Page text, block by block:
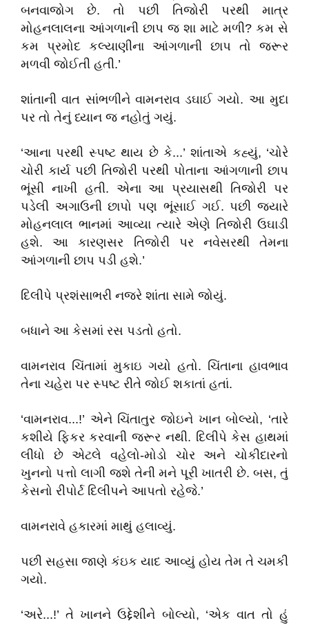
બનવાજોગ છે. તો પછી તિજોરી પરથી માત્ર
મોહનલાલના આંગળાની છાપ જ શા માટે મળી? કમ સે
કમ પ્રમોદ કલ્યાણીના આંગળાની છાપ તો જરૂર
મળવી જોઈતી હતી.’
શાંતાની વાત સાંભળીને વામનરાવ ડઘાઈ ગયો. આ મુદા
પર તો તેનું ધ્યાન જ નહોતું ગયું.
‘આના પરથી સ્પષ્ટ થાય છે કે...’ શાંતાએ કહ્યું, ‘ચોરે
ચોરી કાર્ય પછી તિજોરી પરથી પોતાના આંગળાની છાપ
ભૂંસી નાખી હતી. એના આ પ્રયાસથી તિજોરી પર
પડેલી અગાઉની છાપો પણ ભૂંસાઈ ગઈ. પછી જયારે
મોહનલાલ ભાનમાં આવ્યા ત્યારે એણે તિજોરી ઉઘાડી
હશે. આ કારણસર તિજોરી પર નવેસરથી તેમના
આંગળાની છાપ પડી હશે.’
દિલીપે પ્રશંસાભરી નજરે શાંતા સામે જોયું.
બધાને આ કેસમાં રસ પડતો હતો.
વામનરાવ ચિંતામાં મુકાઇ ગયો હતો. ચિંતાના હાવભાવ
તેના ચહેરા પર સ્પષ્ટ રીતે જોઈ શકાતાં હતાં.
‘વામનરાવ...!’ એને ચિંતાતુર જોઇને ખાન બોલ્યો, ‘તારે
કશીયે ફિકર કરવાની જરૂર નથી. દિલીપે કેસ હાથમાં
લીધો છે એટલે વહેલો-મોડો ચોર અને ચોકીદારનો
ખુનનો પત્તો લાગી જશે તેની મને પૂરી ખાતરી છે. બસ, તું
કેસનો રીપોર્ટ દિલીપને આપતો રહેજે.’
વામનરાવે હકારમાં માથું હલાવ્યું.
પછી સહસા જાણે કંઇક યાદ આવ્યું હોય તેમ તે ચમકી
ગયો.
‘અરે...!’ તે ખાનને ઉદ્દેશીને બોલ્યો, ‘એક વાત તો હું